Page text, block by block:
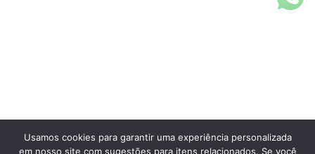
Fale Conosco
Usamos cookies para garantir uma experiência personalizada
em nosso site com sugestões para itens relacionados. Se você